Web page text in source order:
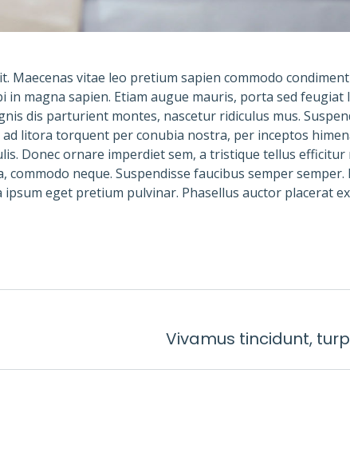
Maecenas vitae leo pretium sapien commodo
magna sapien. Etiam augue mauris, porta sed feugiat
dis parturient montes, nascetur ridiculus mus.
litora torquent per conubia nostra, per inceptos
Donec ornare imperdiet sem, a tristique tellus efficitur
neque. Suspendisse faucibus semper semper.
eget pretium pulvinar. Phasellus auctor placerat
Vivamus tincidunt,